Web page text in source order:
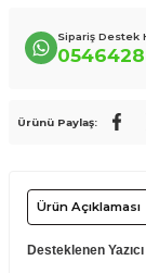
Sipariş Destek
Ürünü Paylaş:
Ürün Açıklaması
Desteklenen